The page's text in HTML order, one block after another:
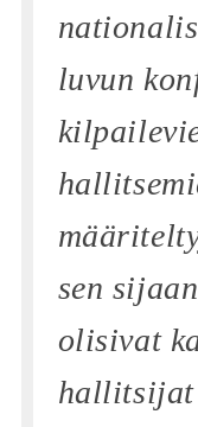
luvun
sen
olisivat